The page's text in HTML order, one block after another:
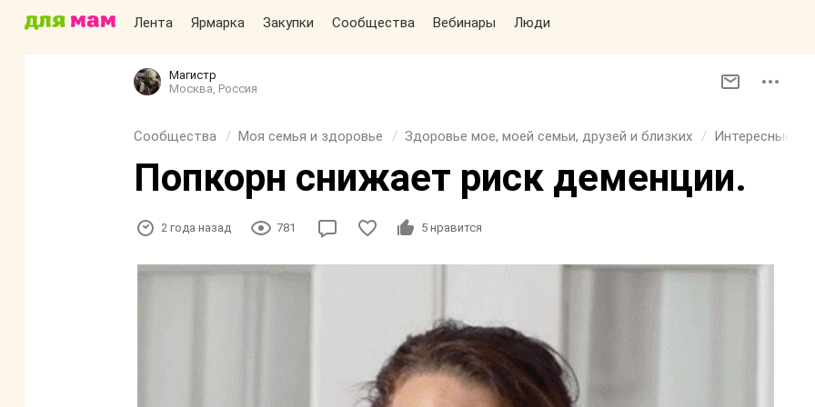
Лента Ярмарка Закупки Сообщества Вебинары Люди
Магистр
Москва, Россия
Сообщества Моя семья и здоровье Здоровье мое, моей семьи, друзей и близких Интересные
Попкорн снижает риск деменции.
2 года назад 781 5 нравится